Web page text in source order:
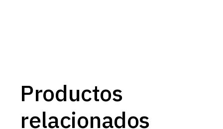
Productos
relacionados